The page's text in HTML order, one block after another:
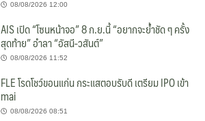
08/08/2026 12:00
AIS เปิด “โซนหน้าจอ” 8 ก.ย.นี้ “อยากจะย้ำชัด ๆ ครั้ง
สุดท้าย” อำลา “อัสนี-วสันต์”
08/08/2026 11:52
FLE โรดโชว์ขอนแก่น กระแสตอบรับดี เตรียม IPO เข้า
mai
08/08/2026 08:51